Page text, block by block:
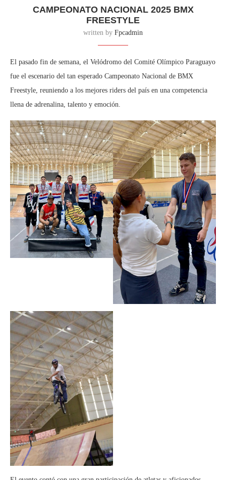
CAMPEONATO NACIONAL 2025 BMX
FREESTYLE
written by Fpcadmin
El pasado fin de semana, el Velódromo del Comité Olímpico Paraguayo
fue el escenario del tan esperado Campeonato Nacional de BMX
Freestyle, reuniendo a los mejores riders del país en una competencia
llena de adrenalina, talento y emoción.